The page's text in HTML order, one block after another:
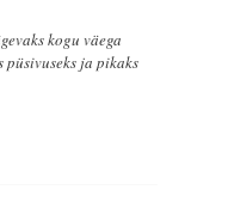
kogu väega
püsivuseks ja pikaks